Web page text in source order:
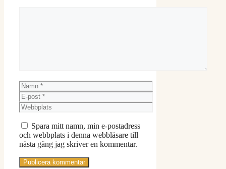
Namn
E-
post
Webbplats
Spara mitt namn, min e-postadress
och webbplats i denna webbläsare till
nästa gång jag skriver en kommentar.